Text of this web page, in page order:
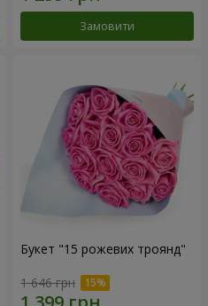
Замовити
Букет "15 рожевих троянд"
1 646 грн